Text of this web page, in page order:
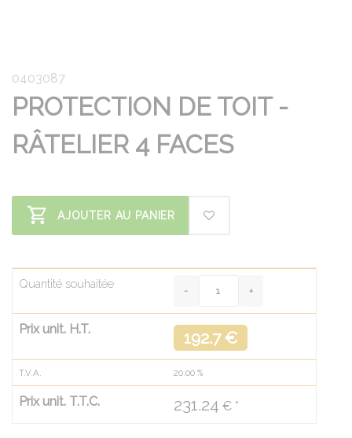
0403087
PROTECTION DE TOIT -
RÂTELIER 4 FACES
AJOUTER AU PANIER
Quantité souhaitée
Prix unit. H.T. 192.7 €
T.V.A. 20.00 %
Prix unit. T.T.C. 231.24 € *